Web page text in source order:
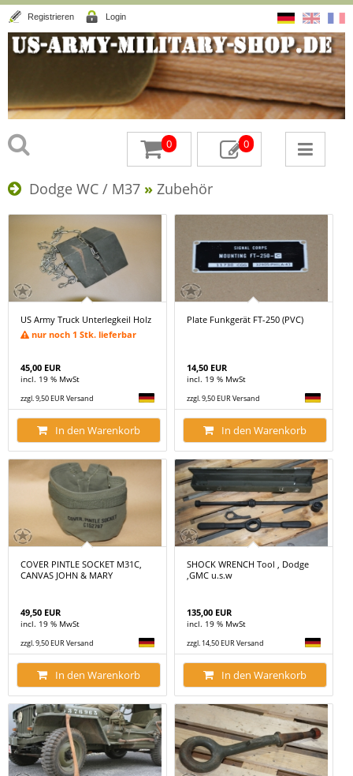
Registrieren Login
0 0
Dodge WC / M37 » Zubehör
US Army Truck Unterlegkeil Holz
nur noch 1 Stk. lieferbar
45,00 EUR
incl. 19 % MwSt
zzgl. 9,50 EUR Versand
In den Warenkorb
Plate Funkgerät FT-250 (PVC)
14,50 EUR
incl. 19 % MwSt
zzgl. 9,50 EUR Versand
In den Warenkorb
COVER PINTLE SOCKET M31C,
CANVAS JOHN & MARY
49,50 EUR
incl. 19 % MwSt
zzgl. 9,50 EUR Versand
In den Warenkorb
SHOCK WRENCH Tool , Dodge
,GMC u.s.w
135,00 EUR
incl. 19 % MwSt
zzgl. 14,50 EUR Versand
In den Warenkorb